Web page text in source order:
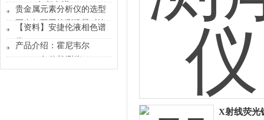
2014C气相色谱
贵金属元素分析仪的选型
要点与不同检测场景对比
【资料】安捷伦液相色谱
仪
产品介绍：霍尼韦尔
FLEX4气体检测仪
X射线荧光